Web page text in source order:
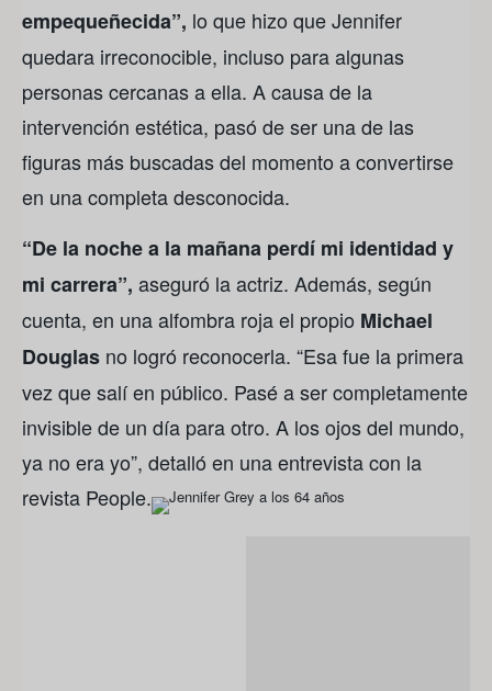
empequeñecida”, lo que hizo que Jennifer
quedara irreconocible, incluso para algunas
personas cercanas a ella. A causa de la
intervención estética, pasó de ser una de las
figuras más buscadas del momento a convertirse
en una completa desconocida.
“De la noche a la mañana perdí mi identidad y
mi carrera”, aseguró la actriz. Además, según
cuenta, en una alfombra roja el propio Michael
Douglas no logró reconocerla. “Esa fue la primera
vez que salí en público. Pasé a ser completamente
invisible de un día para otro. A los ojos del mundo,
ya no era yo”, detalló en una entrevista con la
revista People.